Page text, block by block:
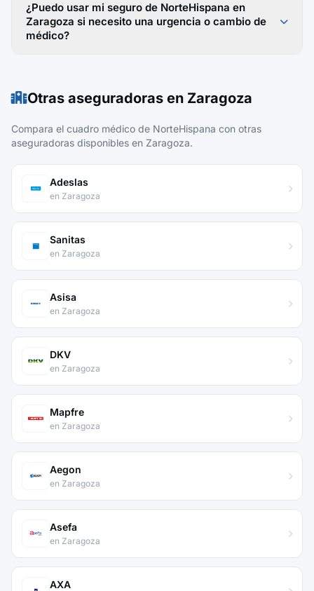
¿Puedo usar mi seguro de NorteHispana en
Zaragoza si necesito una urgencia o cambio de
médico?
Otras aseguradoras en Zaragoza
Compara el cuadro médico de NorteHispana con otras
aseguradoras disponibles en Zaragoza.
Adeslas
en Zaragoza
Sanitas
en Zaragoza
Asisa
en Zaragoza
DKV
en Zaragoza
Mapfre
en Zaragoza
Aegon
en Zaragoza
Asefa
en Zaragoza
AXA